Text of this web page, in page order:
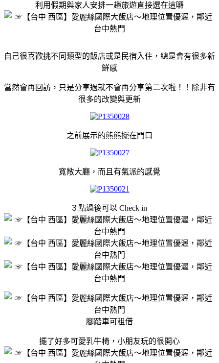
利用假期與家人安排一趟旅遊直接選在這囉
自己很喜歡挑不同類型的飯店或是民宿入住，總是會有很多新
鮮感
當然會再回訪，只是分享過就不會再分享第二次啦！！除非有
很多的改變與更新
之前展示的熊熊擺在門口
寬敞大廳，而且有氣派的感覺
３點過後可以 Check in
腳踏車可租借
擺了好多可愛乳牛椅，小朋友玩的很開心